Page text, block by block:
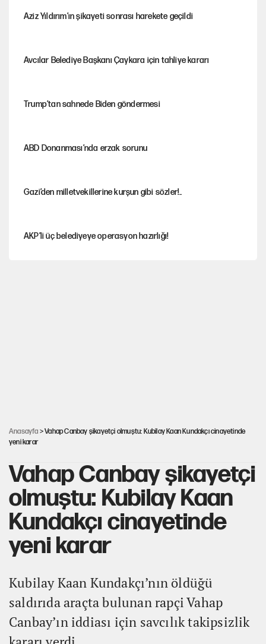
Aziz Yıldırım’ın şikayeti sonrası harekete geçildi
Avcılar Belediye Başkanı Çaykara için tahliye kararı
Trump’tan sahnede Biden göndermesi
ABD Donanması’nda erzak sorunu
Gazi’den milletvekillerine kurşun gibi sözler!..
AKP’li üç belediyeye operasyon hazırlığı!
Anasayfa > Vahap Canbay şikayetçi olmuştu: Kubilay Kaan Kundakçı cinayetinde
yeni karar
Vahap Canbay şikayetçi
olmuştu: Kubilay Kaan
Kundakçı cinayetinde
yeni karar
Kubilay Kaan Kundakçı’nın öldüğü
saldırıda araçta bulunan rapçi Vahap
Canbay’ın iddiası için savcılık takipsizlik